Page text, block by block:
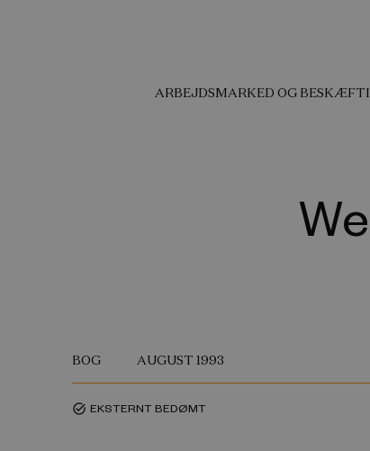
ARBEJDSMARKED OG
BOG AUGUST 1993
task_alt EKSTERNT BEDØMT